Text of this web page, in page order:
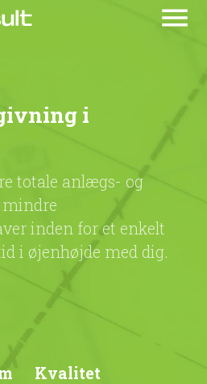
menu
i
totale anlægs- og
inden for et enkelt
i øjenhøjde med dig.
Kvalitet